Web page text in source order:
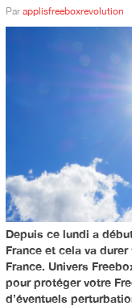
Par applisfreeboxrevolution
Depuis ce lundi a
France et cela va
France. Univers
pour protéger votre
d’éventuels